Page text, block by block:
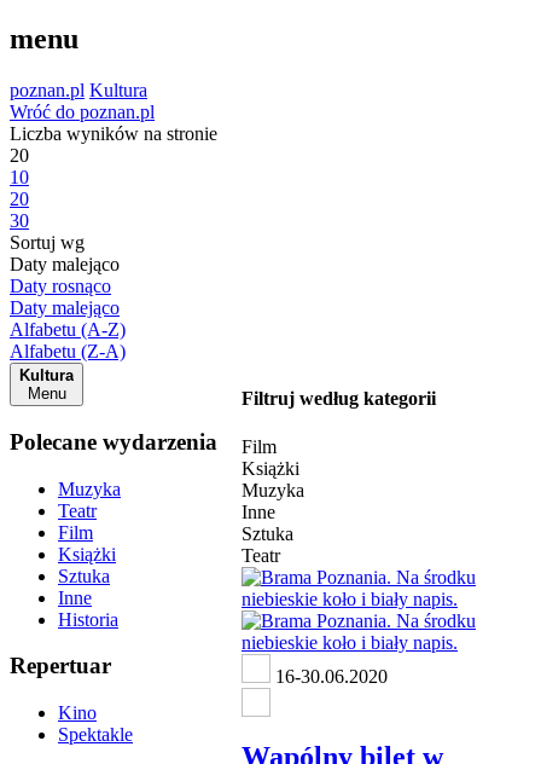
menu
poznan.pl Kultura
Wróć do poznan.pl
Liczba wyników na stronie
20
10
20
30
Sortuj wg
Daty malejąco
Daty rosnąco
Daty malejąco
Alfabetu (A-Z)
Alfabetu (Z-A)
Kultura
Menu
Polecane wydarzenia
Muzyka
Teatr
Film
Książki
Sztuka
Inne
Historia
Repertuar
Kino
Spektakle
Filtruj według kategorii
Film
Książki
Muzyka
Inne
Sztuka
Teatr
16-30.06.2020
Wapólny bilet w